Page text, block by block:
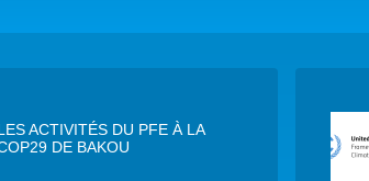
SÉCURITÉ ALIMENTAIRE
ACTIVITÉS DU PFE À LA
DE BAKOU